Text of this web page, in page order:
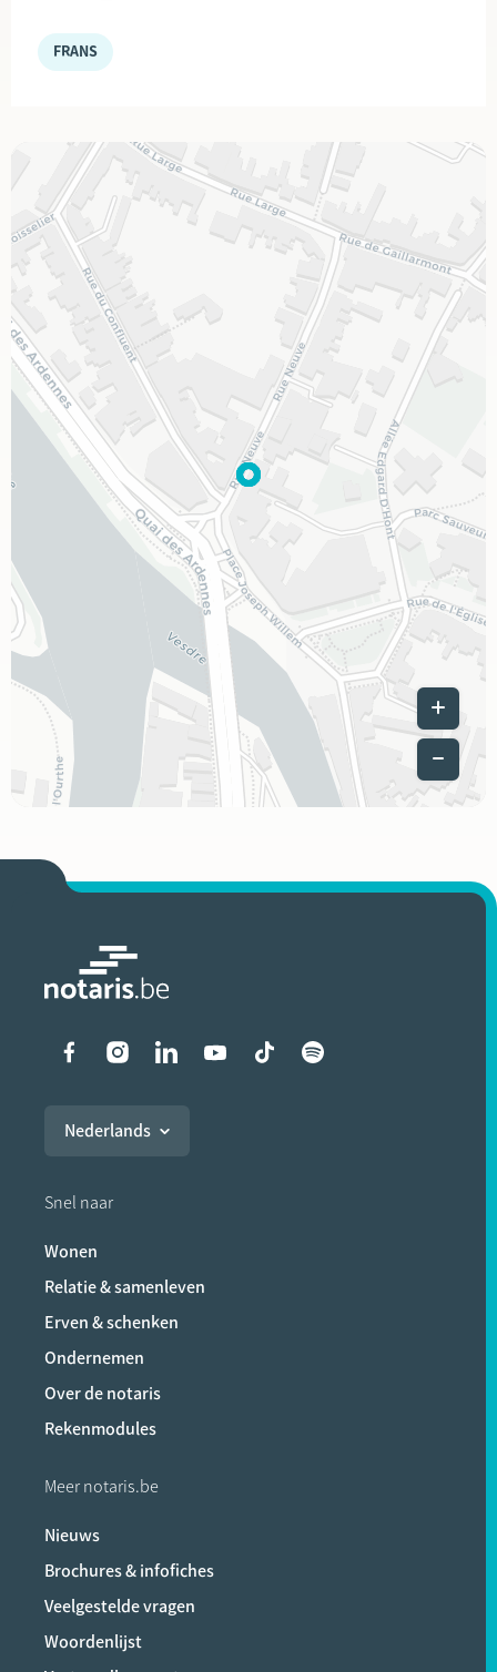
FRANS
Leaflet
Liens vers les réseaux
Nederlands
Snel naar
Wonen
Relatie & samenleven
Erven & schenken
Ondernemen
Over de notaris
Rekenmodules
Meer notaris.be
Nieuws
Brochures & infofiches
Veelgestelde vragen
Woordenlijst